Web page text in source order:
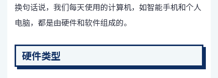
换句话说，我们每天使用的计算机，如智能手机和个人
电脑，都是由硬件和软件组成的。
硬件类型